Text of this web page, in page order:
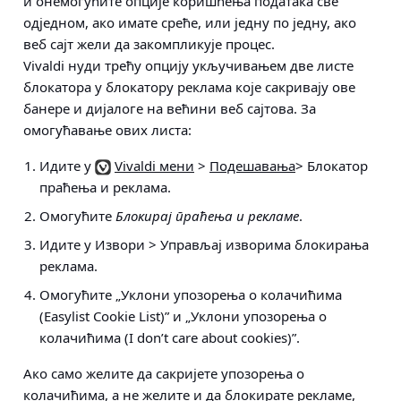
одједном, ако имате среће, или једну по једну, ако
веб сајт жели да закомпликује процес.
Vivaldi нуди трећу опцију укључивањем две листе
блокатора у блокатору реклама које сакривају ове
банере и дијалоге на већини веб сајтова. За
омогућавање ових листа:
Идите у
Vivaldi мени > Подешавања> Блокатор
праћења и реклама.
Омогућите Блокирај праћења и рекламе.
Идите у Извори > Управљај изворима блокирања
реклама.
Омогућите „Уклони упозорења о колачићима
(Easylist Cookie List)” и „Уклони упозорења о
колачићима (I don’t care about cookies)”.
Ако само желите да сакријете упозорења о
колачићима, а не желите и да блокирате рекламе,